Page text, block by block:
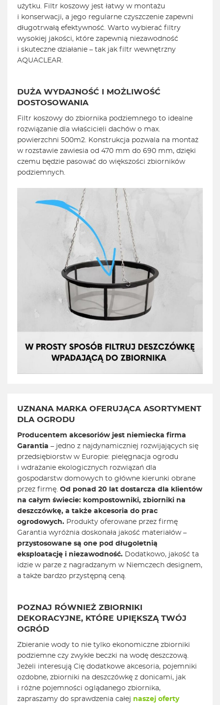
użytku. Filtr koszowy jest łatwy w montażu
i konserwacji, a jego regularne czyszczenie zapewni
długotrwałą efektywność. Warto wybierać filtry
wysokiej jakości, które zapewnią niezawodność
i skuteczne działanie – tak jak filtr wewnętrzny
AQUACLEAR.
DUŻA WYDAJNOŚĆ I MOŻLIWOŚĆ
DOSTOSOWANIA
Filtr koszowy do zbiornika podziemnego to idealne
rozwiązanie dla właścicieli dachów o max.
powierzchni 500m2. Konstrukcja pozwala na montaż
w rozstawie zawiesia od 470 mm do 690 mm, dzięki
czemu będzie pasować do większości zbiorników
podziemnych.
UZNANA MARKA OFERUJĄCA ASORTYMENT
DLA OGRODU
Producentem akcesoriów jest niemiecka firma
Garantia – jedno z najdynamiczniej rozwijających się
przedsiębiorstw w Europie: pielęgnacja ogrodu
i wdrażanie ekologicznych rozwiązań dla
gospodarstw domowych to główne kierunki obrane
przez firmę. Od ponad 20 lat dostarcza dla klientów
na całym świecie: kompostowniki, zbiorniki na
deszczówkę, a także akcesoria do prac
ogrodowych. Produkty oferowane przez firmę
Garantia wyróżnia doskonała jakość materiałów –
przystosowane są one pod długoletnią
eksploatację i niezawodność. Dodatkowo, jakość ta
idzie w parze z nagradzanym w Niemczech designem,
a także bardzo przystępną ceną.
POZNAJ RÓWNIEŻ ZBIORNIKI
DEKORACYJNE, KTÓRE UPIĘKSZĄ TWÓJ
OGRÓD
Zbieranie wody to nie tylko ekonomiczne zbiorniki
podziemne czy zwykłe beczki na wodę deszczową.
Jeżeli interesują Cię dodatkowe akcesoria, pojemniki
ozdobne, zbiorniki na deszczówkę z donicami, jak
i różne pojemności oglądanego zbiornika,
zapraszamy do sprawdzenia całej naszej oferty